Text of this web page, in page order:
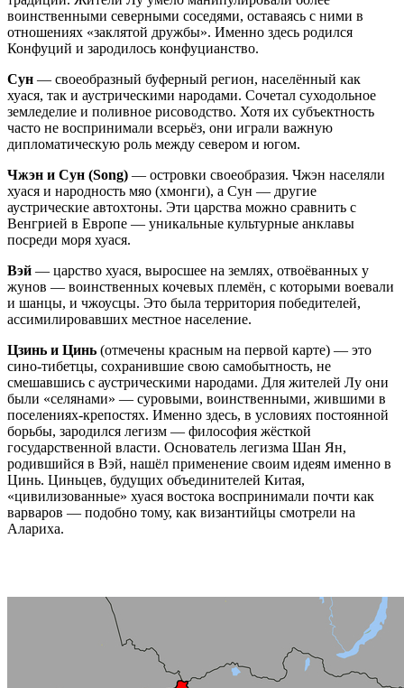
воинственными северными соседями, оставаясь с ними в
отношениях «заклятой дружбы». Именно здесь родился
Конфуций и зародилось конфуцианство.
Сун — своеобразный буферный регион, населённый как
хуася, так и аустрическими народами. Сочетал суходольное
земледелие и поливное рисоводство. Хотя их субъектность
часто не воспринимали всерьёз, они играли важную
дипломатическую роль между севером и югом.
Чжэн и Сун (Song) — островки своеобразия. Чжэн населяли
хуася и народность мяо (хмонги), а Сун — другие
аустрические автохтоны. Эти царства можно сравнить с
Венгрией в Европе — уникальные культурные анклавы
посреди моря хуася.
Вэй — царство хуася, выросшее на землях, отвоёванных у
жунов — воинственных кочевых племён, с которыми воевали
и шанцы, и чжоусцы. Это была территория победителей,
ассимилировавших местное население.
Цзинь и Цинь (отмечены красным на первой карте) — это
сино-тибетцы, сохранившие свою самобытность, не
смешавшись с аустрическими народами. Для жителей Лу они
были «селянами» — суровыми, воинственными, жившими в
поселениях-крепостях. Именно здесь, в условиях постоянной
борьбы, зародился легизм — философия жёсткой
государственной власти. Основатель легизма Шан Ян,
родившийся в Вэй, нашёл применение своим идеям именно в
Цинь. Циньцев, будущих объединителей Китая,
«цивилизованные» хуася востока воспринимали почти как
варваров — подобно тому, как византийцы смотрели на
Алариха.